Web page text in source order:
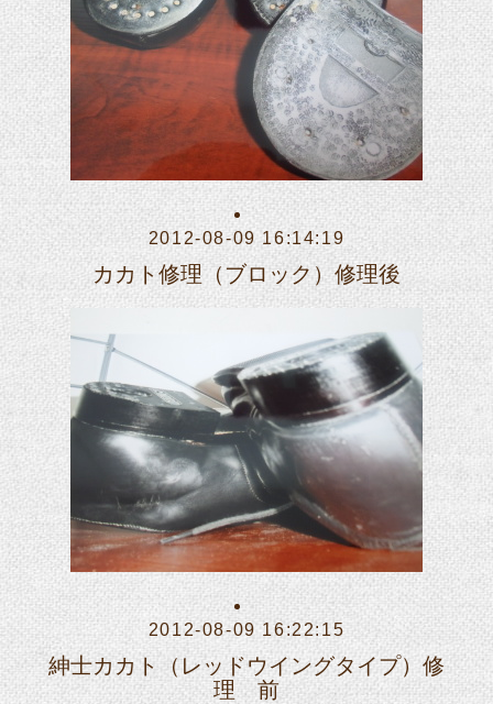
2012-08-09 16:14:19
カカト修理（ブロック）修理後
2012-08-09 16:22:15
紳士カカト（レッドウイングタイプ）修
理 前